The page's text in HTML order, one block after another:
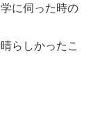
に伺った時の
らしかったこ